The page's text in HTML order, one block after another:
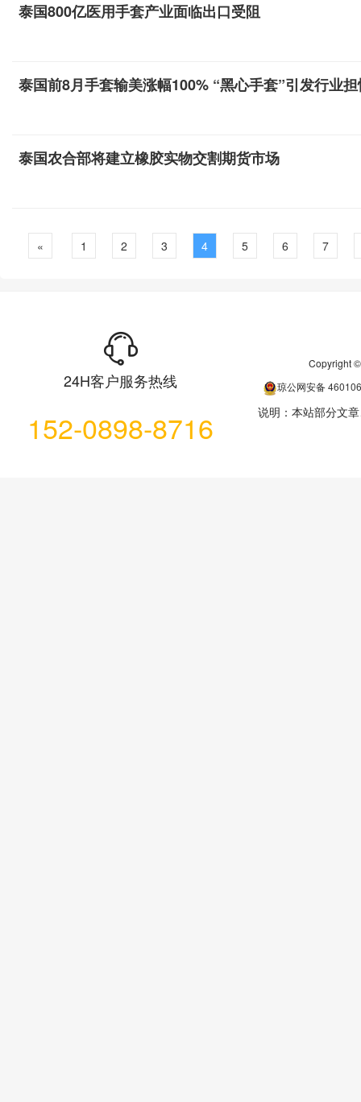
泰国800亿医用手套产业面临出口受阻
泰国前8月手套输美涨幅100% “黑心手套”引发行业
泰国农合部将建立橡胶实物交割期货市场
« 1 2 3 4 5 6 7
24H客户服务热线
152-0898-8716
Copyright
琼公网安备
说明：本站部分文